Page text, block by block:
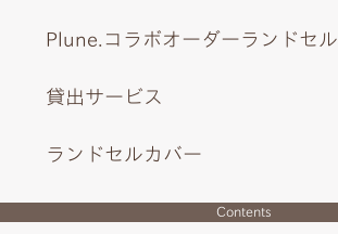
Plune.コラボオーダーランドセル
貸出サービス
ランドセルカバー
Contents